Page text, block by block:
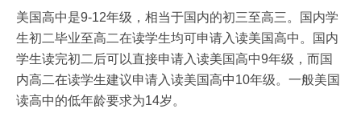
美国高中是9-12年级，相当于国内的初三至高三。国内学
生初二毕业至高二在读学生均可申请入读美国高中。国内
学生读完初二后可以直接申请入读美国高中9年级，而国
内高二在读学生建议申请入读美国高中10年级。一般美国
读高中的低年龄要求为14岁。